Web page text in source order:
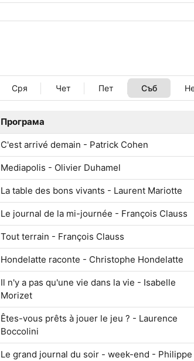
Сря Чет Пет Съб
Програма
C'est arrivé demain - Patrick Cohen
Mediapolis - Olivier Duhamel
La table des bons vivants - Laurent Mariotte
Le journal de la mi-journée - François Clauss
Tout terrain - François Clauss
Hondelatte raconte - Christophe Hondelatte
Il n'y a pas qu'une vie dans la vie - Isabelle
Morizet
Êtes-vous prêts à jouer le jeu ? - Laurence
Boccolini
Le grand journal du soir - week-end - Philippe